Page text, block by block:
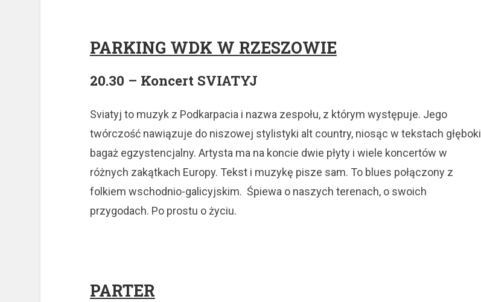
PARKING WDK W RZESZOWIE
20.30 – Koncert SVIATYJ
Sviatyj to muzyk z Podkarpacia i nazwa zespołu, z którym występuje. Jego
twórczość nawiązuje do niszowej stylistyki alt country, niosąc w tekstach głęboki
bagaż egzystencjalny. Artysta ma na koncie dwie płyty i wiele koncertów w
różnych zakątkach Europy. Tekst i muzykę pisze sam. To blues połączony z
folkiem wschodnio-galicyjskim. Śpiewa o naszych terenach, o swoich
przygodach. Po prostu o życiu.
PARTER